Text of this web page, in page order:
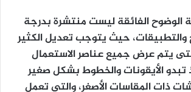
الوضوح الفائقة ليست منتشرة بدرجة
والتطبيقات، حيث يتوجب تعديل الكثير
حتى يتم عرض جميع عناصر الاستعمال
تبدو الأيقونات والخطوط بشكل صغير
ذات المقاسات الأصغر، والتي تعمل